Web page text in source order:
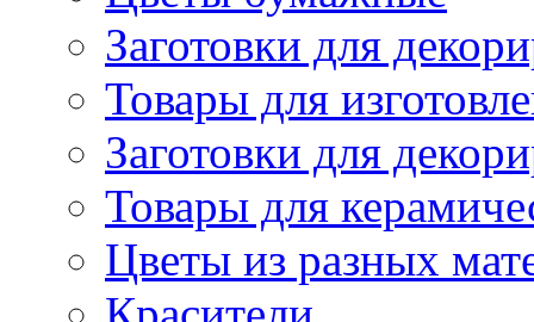
Заготовки для
Товары для
Заготовки для
Товары для
Цветы из разных